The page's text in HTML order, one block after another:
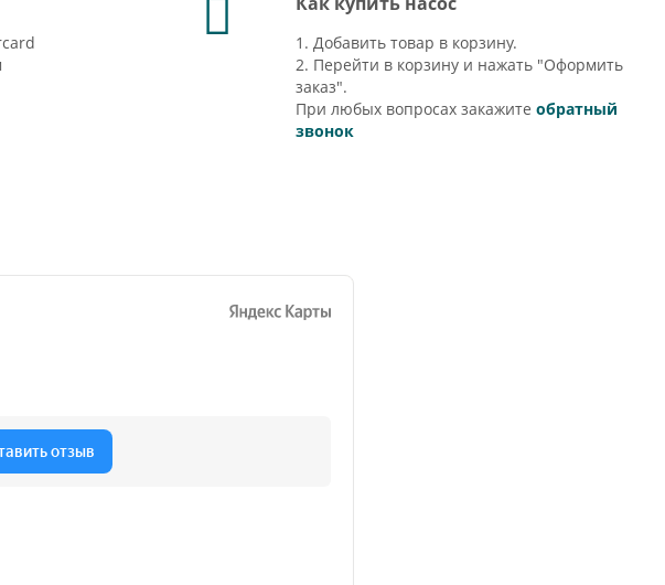
1. Добавить товар в корзину.
2. Перейти в корзину и нажать "Оформить
заказ".
При любых вопросах закажитеобратный
звонок